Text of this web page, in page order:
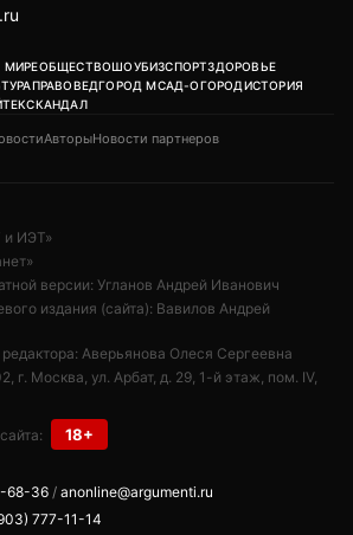
МИРЕОБЩЕСТВОШОУБИЗСПОРТЗДОРОВЬЕ
ПРАВОВЕДГОРОД МСАД-ОГОРОДИСТОРИЯ
СКАНДАЛ
АвторыНовости партнеров
и ИЭТ»
версии: Угланов Андрей Иванович
издания (сайта): Вавилов Андрей
Аверьянова Олеся Сергеевна
г. Москва, ул. Арбат, д. 29, 1-й этаж, пом. IV,
18+
68-36 / anonline@argumenti.ru
777-11-14